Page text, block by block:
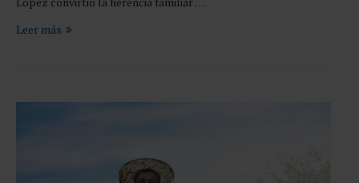
Leer más